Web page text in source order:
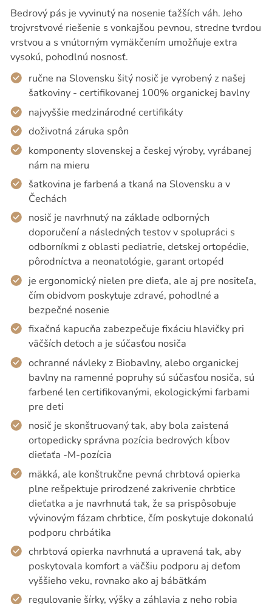
Bedrový pás je vyvinutý na nosenie ťažších váh. Jeho
trojvrstvové riešenie s vonkajšou pevnou, stredne tvrdou
vrstvou a s vnútorným vymäkčením umožňuje extra
vysokú, pohodlnú nosnosť.
ručne na Slovensku šitý nosič je vyrobený z našej
šatkoviny - certifikovanej 100% organickej bavlny
najvyššie medzinárodné certifikáty
doživotná záruka spôn
komponenty slovenskej a českej výroby, vyrábanej
nám na mieru
šatkovina je farbená a tkaná na Slovensku a v
Čechách
nosič je navrhnutý na základe odborných
doporučení a následných testov v spolupráci s
odborníkmi z oblasti pediatrie, detskej ortopédie,
pôrodníctva a neonatológie, garant ortopéd
je ergonomický nielen pre dieťa, ale aj pre nositeľa,
čím obidvom poskytuje zdravé, pohodlné a
bezpečné nosenie
fixačná kapucňa zabezpečuje fixáciu hlavičky pri
väčších deťoch a je súčasťou nosiča
ochranné návleky z Biobavlny, alebo organickej
bavlny na ramenné popruhy sú súčasťou nosiča, sú
farbené len certifikovanými, ekologickými farbami
pre deti
nosič je skonštruovaný tak, aby bola zaistená
ortopedicky správna pozícia bedrových kĺbov
dieťaťa -M-pozícia
mäkká, ale konštrukčne pevná chrbtová opierka
plne rešpektuje prirodzené zakrivenie chrbtice
dieťatka a je navrhnutá tak, že sa prispôsobuje
vývinovým fázam chrbtice, čím poskytuje dokonalú
podporu chrbátika
chrbtová opierka navrhnutá a upravená tak, aby
poskytovala komfort a väčšiu podporu aj deťom
vyššieho veku, rovnako ako aj bábätkám
regulovanie šírky, výšky a záhlavia z neho robia